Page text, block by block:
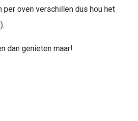
per oven verschillen dus hou het
dan genieten maar!